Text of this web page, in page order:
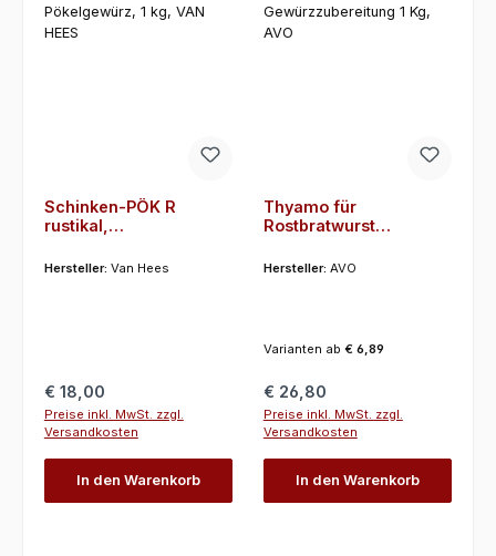
Schinken-PÖK R
rustikal,
Pökelgewürz, 1 kg, VAN
Hersteller: Van Hees
Regulärer Preis:
€ 18,00
Preise inkl. MwSt. zzgl.
Versandkosten
In den Warenkorb
Thyamo für
Rostbratwurst
Kg, AVO
Hersteller: AVO
Varianten ab € 6,89
Regulärer Preis:
€ 26,80
Preise inkl. MwSt. zzgl.
Versandkosten
In den Warenkorb